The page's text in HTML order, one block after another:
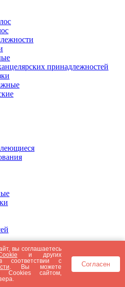
принадлежностей
рублей
рублей
рублей
рублей
вы соглашаетесь
и других
соответствии с
. Вы можете
Cookies сайтом,
Согласен